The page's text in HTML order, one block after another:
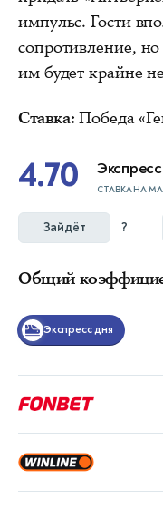
импульс. Гости
сопротивление,
им будет крайне
Ставка: Победа
4.70 Экспресс
СТАВКА НА
Зайдёт ?
Общий
Экспресс дня